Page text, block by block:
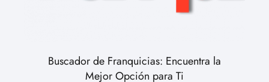
Buscador de Franquicias: Encuentra la
Mejor Opción para Ti